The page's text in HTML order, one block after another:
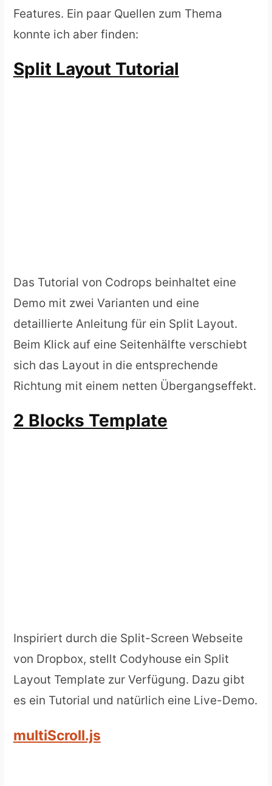
Features. Ein paar Quellen zum Thema
konnte ich aber finden:
Split Layout Tutorial
Das Tutorial von Codrops beinhaltet eine
Demo mit zwei Varianten und eine
detaillierte Anleitung für ein Split Layout.
Beim Klick auf eine Seitenhälfte verschiebt
sich das Layout in die entsprechende
Richtung mit einem netten Übergangseffekt.
2 Blocks Template
Inspiriert durch die Split-Screen Webseite
von Dropbox, stellt Codyhouse ein Split
Layout Template zur Verfügung. Dazu gibt
es ein Tutorial und natürlich eine Live-Demo.
multiScroll.js